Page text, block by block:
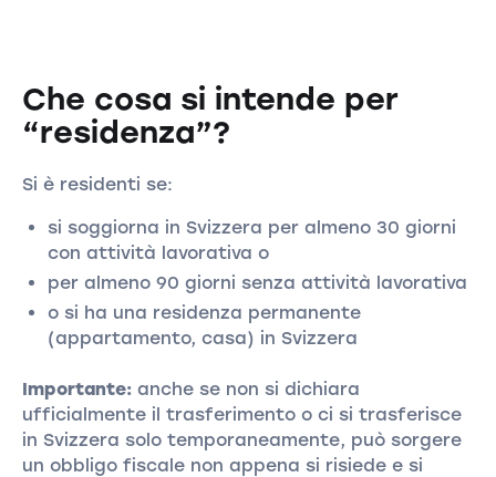
Che cosa si intende per
“residenza”?
Si è residenti se:
si soggiorna in Svizzera per almeno 30 giorni
con attività lavorativa o
per almeno 90 giorni senza attività lavorativa
o si ha una residenza permanente
(appartamento, casa) in Svizzera
Importante:anche se non si dichiara
ufficialmente il trasferimento o ci si trasferisce
in Svizzera solo temporaneamente, può sorgere
un obbligo fiscale non appena si risiede e si